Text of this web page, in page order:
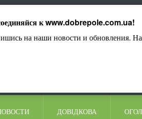
ДОВІДКОВА
кwww.dobrepole.com.ua!
на наши новости и обновления.